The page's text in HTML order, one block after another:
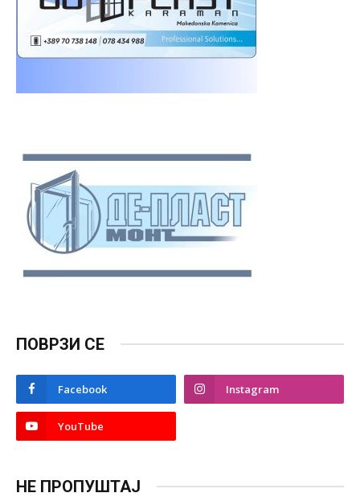
ПОВРЗИ СЕ
Facebook Instagram
YouTube
НЕ ПРОПУШТАЈ